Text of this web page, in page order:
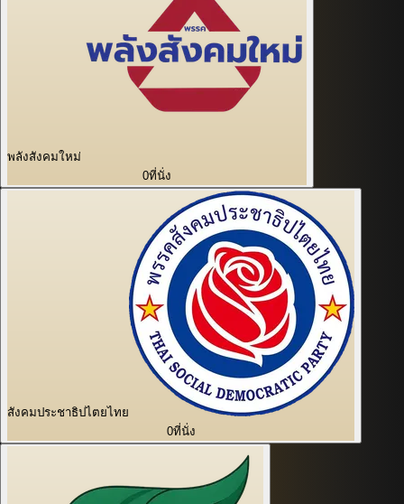
พลังสังคมใหม่
0ที่นั่ง
สังคมประชาธิปไตยไทย
0ที่นั่ง